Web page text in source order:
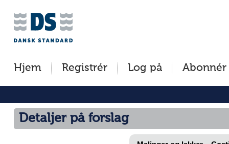
Jump
[s]Hjem Registrér Log på Abonnér
Detaljer på forslag